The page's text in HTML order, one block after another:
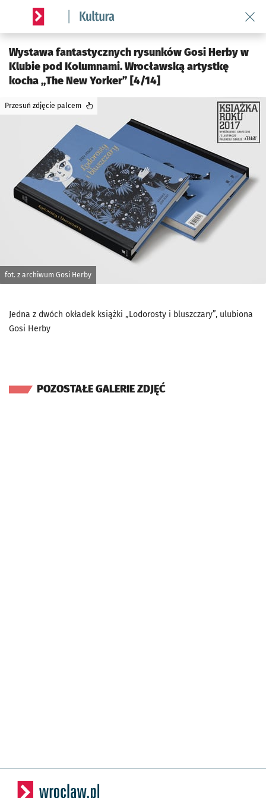
Serwis informacyjny wroclaw.pl podserwis: Kultura
Wystawa fantastycznych rysunków Gosi Herby w
Klubie pod Kolumnami. Wrocławską artystkę
kocha „The New Yorker” [4/14]
fot. z archiwum Gosi Herby
Przesuń zdjęcie palcem
Jedna z dwóch okładek książki „Lodorosty i bluszczary”, ulubiona
Gosi Herby
POZOSTAŁE GALERIE ZDJĘĆ